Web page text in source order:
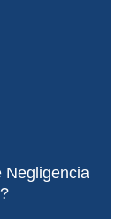
Negligencia